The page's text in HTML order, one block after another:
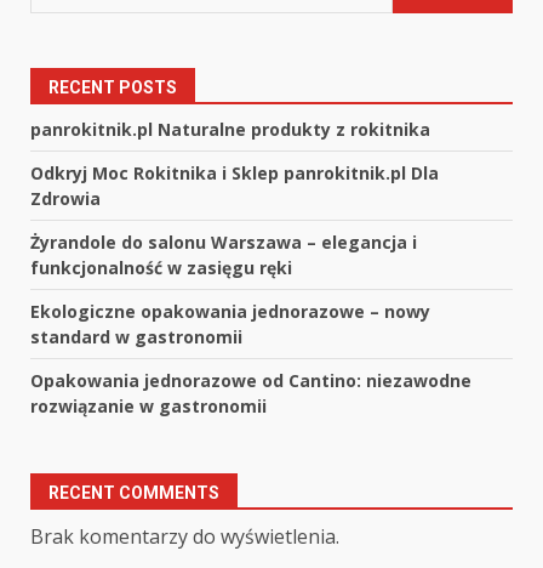
RECENT POSTS
panrokitnik.pl Naturalne produkty z rokitnika
Odkryj Moc Rokitnika i Sklep panrokitnik.pl Dla
Zdrowia
Żyrandole do salonu Warszawa – elegancja i
funkcjonalność w zasięgu ręki
Ekologiczne opakowania jednorazowe – nowy
standard w gastronomii
Opakowania jednorazowe od Cantino: niezawodne
rozwiązanie w gastronomii
RECENT COMMENTS
Brak komentarzy do wyświetlenia.